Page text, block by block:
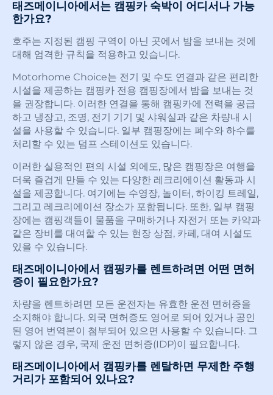
태즈메이니아에서는 캠핑카 숙박이 어디서나 가능
한가요?
호주는 지정된 캠핑 구역이 아닌 곳에서 밤을 보내는 것에
대해 엄격한 규칙을 적용하고 있습니다.
Motorhome Choice는 전기 및 수도 연결과 같은 편리한
시설을 제공하는 캠핑카 전용 캠핑장에서 밤을 보내는 것
을 권장합니다. 이러한 연결을 통해 캠핑카에 전력을 공급
하고 냉장고, 조명, 전기 기기 및 샤워실과 같은 차량내 시
설을 사용할 수 있습니다. 일부 캠핑장에는 폐수와 하수를
처리할 수 있는 덤프 스테이션도 있습니다.
이러한 실용적인 편의 시설 외에도, 많은 캠핑장은 여행을
더욱 즐겁게 만들 수 있는 다양한 레크리에이션 활동과 시
설을 제공합니다. 여기에는 수영장, 놀이터, 하이킹 트레일,
그리고 레크리에이션 장소가 포함됩니다. 또한, 일부 캠핑
장에는 캠핑객들이 물품을 구매하거나 자전거 또는 카약과
같은 장비를 대여할 수 있는 현장 상점, 카페, 대여 시설도
있을 수 있습니다.
태즈메이니아에서 캠핑카를 렌트하려면 어떤 면허
증이 필요한가요?
차량을 렌트하려면 모든 운전자는 유효한 운전 면허증을
소지해야 합니다. 외국 면허증도 영어로 되어 있거나 공인
된 영어 번역본이 첨부되어 있으면 사용할 수 있습니다. 그
렇지 않은 경우, 국제 운전 면허증(IDP)이 필요합니다.
태즈메이니아에서 캠핑카를 렌탈하면 무제한 주행
거리가 포함되어 있나요?